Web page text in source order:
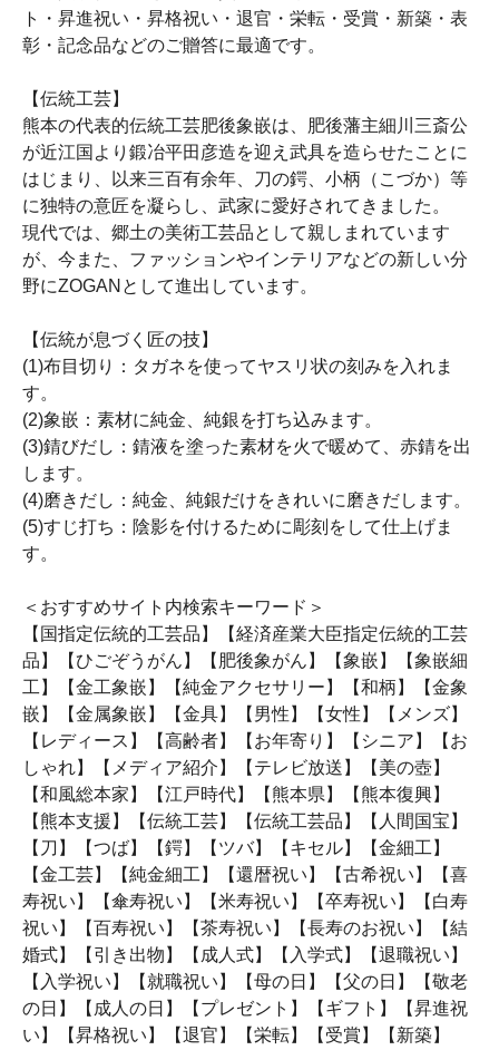
ト・昇進祝い・昇格祝い・退官・栄転・受賞・新築・表
彰・記念品などのご贈答に最適です。
【伝統工芸】
熊本の代表的伝統工芸肥後象嵌は、肥後藩主細川三斎公
が近江国より鍛冶平田彦造を迎え武具を造らせたことに
はじまり、以来三百有余年、刀の鍔、小柄（こづか）等
に独特の意匠を凝らし、武家に愛好されてきました。
現代では、郷土の美術工芸品として親しまれています
が、今また、ファッションやインテリアなどの新しい分
野にZOGANとして進出しています。
【伝統が息づく匠の技】
(1)布目切り：タガネを使ってヤスリ状の刻みを入れま
す。
(2)象嵌：素材に純金、純銀を打ち込みます。
(3)錆びだし：錆液を塗った素材を火で暖めて、赤錆を出
します。
(4)磨きだし：純金、純銀だけをきれいに磨きだします。
(5)すじ打ち：陰影を付けるために彫刻をして仕上げま
す。
＜おすすめサイト内検索キーワード＞
【国指定伝統的工芸品】【経済産業大臣指定伝統的工芸
品】【ひごぞうがん】【肥後象がん】【象嵌】【象嵌細
工】【金工象嵌】【純金アクセサリー】【和柄】【金象
嵌】【金属象嵌】【金具】【男性】【女性】【メンズ】
【レディース】【高齢者】【お年寄り】【シニア】【お
しゃれ】【メディア紹介】【テレビ放送】【美の壺】
【和風総本家】【江戸時代】【熊本県】【熊本復興】
【熊本支援】【伝統工芸】【伝統工芸品】【人間国宝】
【刀】【つば】【鍔】【ツバ】【キセル】【金細工】
【金工芸】【純金細工】【還暦祝い】【古希祝い】【喜
寿祝い】【傘寿祝い】【米寿祝い】【卒寿祝い】【白寿
祝い】【百寿祝い】【茶寿祝い】【長寿のお祝い】【結
婚式】【引き出物】【成人式】【入学式】【退職祝い】
【入学祝い】【就職祝い】【母の日】【父の日】【敬老
の日】【成人の日】【プレゼント】【ギフト】【昇進祝
い】【昇格祝い】【退官】【栄転】【受賞】【新築】